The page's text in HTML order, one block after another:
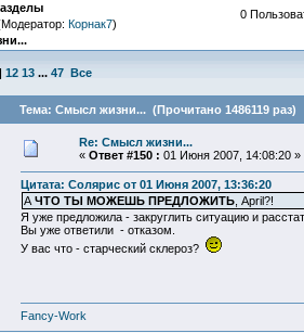
Корнак7)
0
12 13 ... 47 Все
Тема: Смысл жизни... (Прочитано 1486119 раз)
Re: Смысл жизни...
« Ответ #150 : 01 Июня 2007, 14:08:20 »
Цитата: Солярис от 01 Июня 2007, 13:36:20
А ЧТО ТЫ МОЖЕШЬ ПРЕДЛОЖИТЬ, April?!
Я уже предложила - закруглить ситуацию и
Вы уже ответили - отказом.
У вас что - старческий склероз?
Fancy-Work